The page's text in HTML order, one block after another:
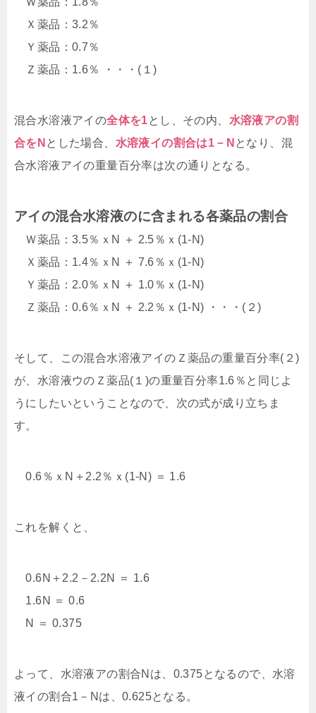
Ｘ薬品：3.2％
Ｙ薬品：0.7％
Ｚ薬品：1.6％ ・・・(１)
混合水溶液アイの全体を1とし、その内、 水溶液アの割
合をN とした場合、 水溶液イの割合は1－N となり、混
合水溶液アイの重量百分率は次の通りとなる。
アイの混合水溶液のに含まれる各薬品の割合
Ｗ薬品：3.5％ｘN ＋ 2.5％ｘ(1-N)
Ｘ薬品：1.4％ｘN ＋ 7.6％ｘ(1-N)
Ｙ薬品：2.0％ｘN ＋ 1.0％ｘ(1-N)
Ｚ薬品：0.6％ｘN ＋ 2.2％ｘ(1-N) ・・・(２)
そして、この混合水溶液アイのＺ薬品の重量百分率(２)
が、水溶液ウのＺ薬品(１)の重量百分率1.6％と同じよ
うにしたいということなので、次の式が成り立ちま
す。
0.6％ｘN＋2.2％ｘ(1-N) ＝ 1.6
これを解くと、
0.6N＋2.2－2.2N ＝ 1.6
1.6N ＝ 0.6
N ＝ 0.375
よって、水溶液アの割合Nは、0.375となるので、水溶
液イの割合1－Nは、0.625となる。